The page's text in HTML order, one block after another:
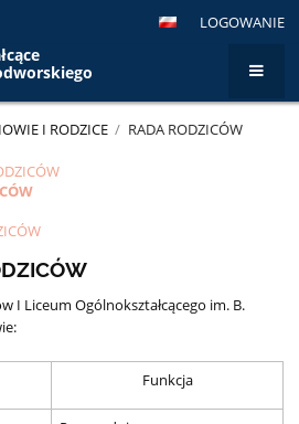
LOGOWANIE
I RODZICE / RADA RODZICÓW
I Liceum Ogólnokształcącego im. B.
Funkcja